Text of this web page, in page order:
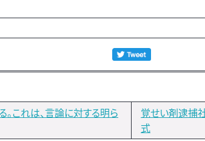
これは、言論に対する明ら
覚せい剤逮捕
式